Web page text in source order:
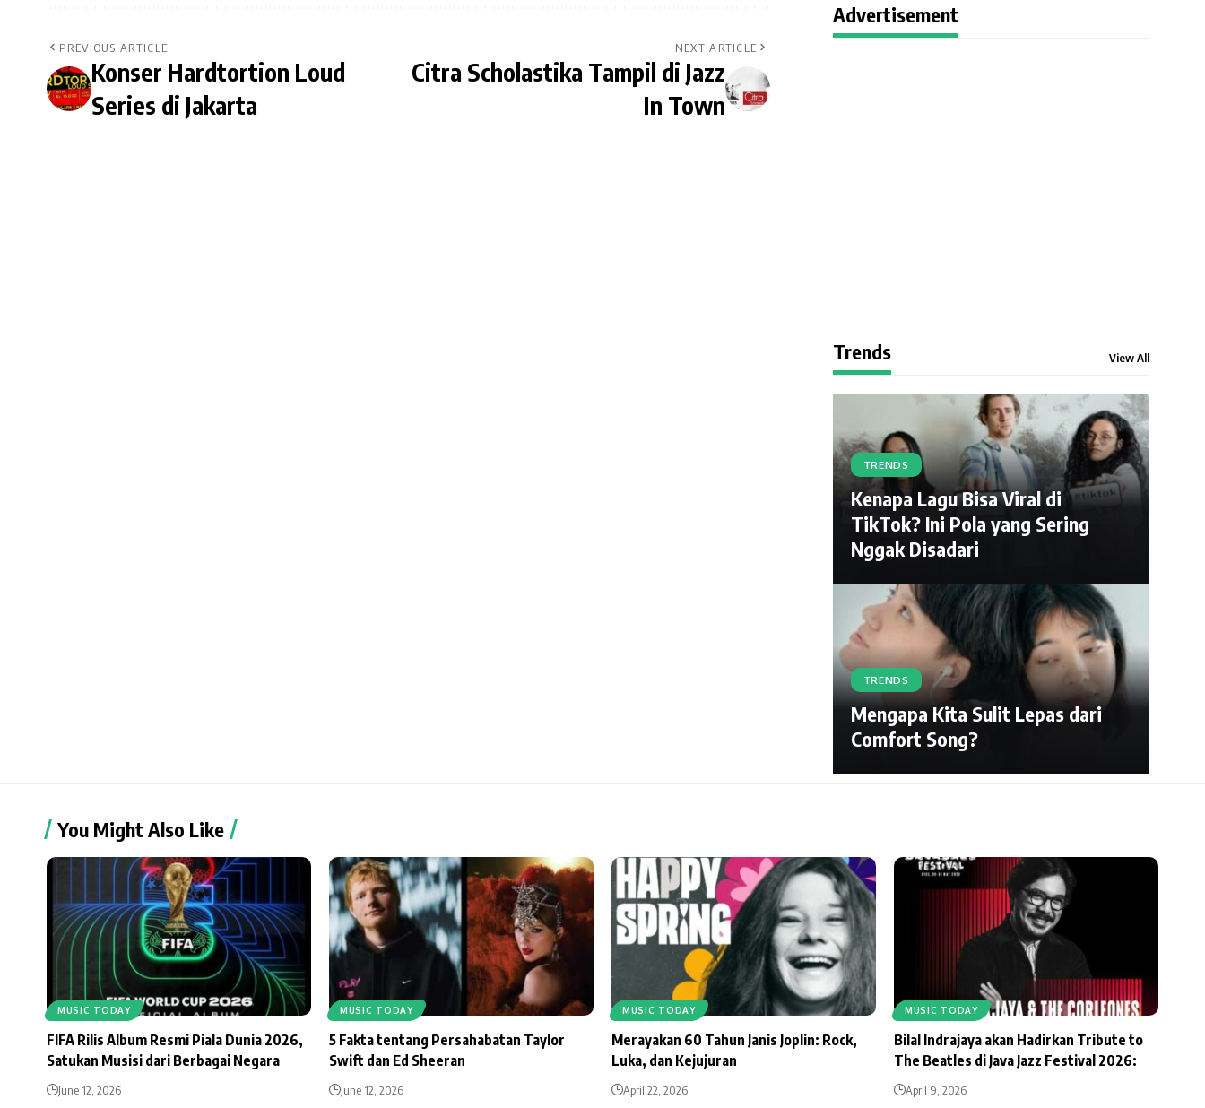
PREVIOUS ARTICLE
Konser Hardtortion Loud
Series di Jakarta
NEXT ARTICLE
Citra Scholastika Tampil di Jazz
In Town
Advertisement
Trends View All
TRENDS
Kenapa Lagu Bisa Viral di
TikTok? Ini Pola yang Sering
Nggak Disadari
TRENDS
Mengapa Kita Sulit Lepas dari
Comfort Song?
You Might Also Like
MUSIC TODAY
FIFA Rilis Album Resmi Piala Dunia 2026,
Satukan Musisi dari Berbagai Negara
June 12, 2026
MUSIC TODAY
5 Fakta tentang Persahabatan Taylor
Swift dan Ed Sheeran
June 12, 2026
MUSIC TODAY
Merayakan 60 Tahun Janis Joplin: Rock,
Luka, dan Kejujuran
April 22, 2026
MUSIC TODAY
Bilal Indrajaya akan Hadirkan Tribute to
The Beatles di Java Jazz Festival 2026:
April 9, 2026